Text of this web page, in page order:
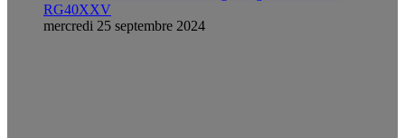
RG40XXV
mercredi 25 septembre 2024